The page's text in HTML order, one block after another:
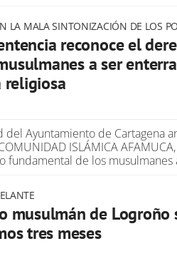
LA MALA SINTONIZACIÓN DE LOS
reconoce el
a ser
religiosa
del Ayuntamiento de Cartagena
ISLÁMICA
fundamental de los
musulmán de Logroño
tres meses